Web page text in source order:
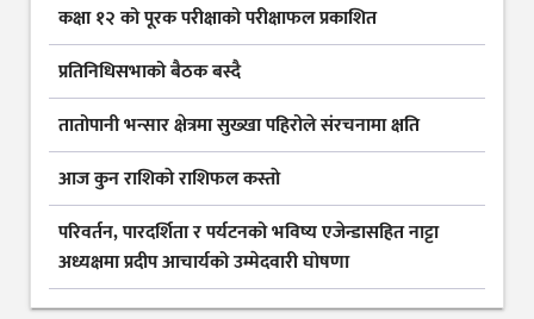
कक्षा १२ को पूरक परीक्षाको परीक्षाफल प्रकाशित
प्रतिनिधिसभाको बैठक बस्दै
तातोपानी भन्सार क्षेत्रमा सुख्खा पहिरोले संरचनामा क्षति
आज कुन राशिकाे राशिफल कस्ताे
परिवर्तन, पारदर्शिता र पर्यटनको भविष्य एजेन्डासहित नाट्टा
अध्यक्षमा प्रदीप आचार्यको उम्मेदवारी घोषणा